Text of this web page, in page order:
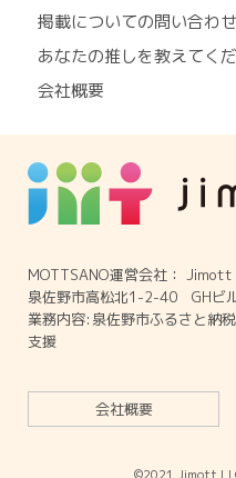
MOTTSANO運営会社： Jimott
泉佐野市高松北1-2-40 GHビ
業務内容:泉佐野市ふるさと納
支援
会社概要
掲載についての問い合わ
あなたの推しを教えてく
会社概要
©2021 Jimott